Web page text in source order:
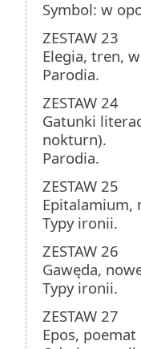
Symbol: w
ZESTAW 23
Elegia, tren,
Parodia.
ZESTAW 24
Gatunki
nokturn).
Parodia.
ZESTAW 25
Epitalamium,
Typy ironii.
ZESTAW 26
Gawęda,
Typy ironii.
ZESTAW 27
Epos,